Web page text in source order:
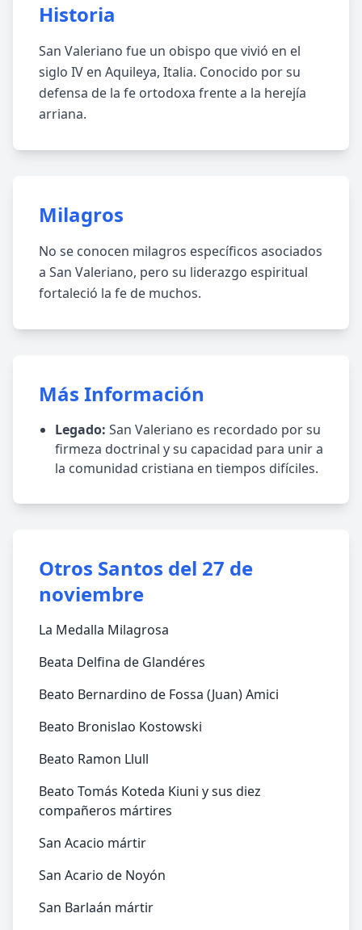
Historia
San Valeriano fue un obispo que vivió en el
siglo IV en Aquileya, Italia. Conocido por su
defensa de la fe ortodoxa frente a la herejía
arriana.
Milagros
No se conocen milagros específicos asociados
a San Valeriano, pero su liderazgo espiritual
fortaleció la fe de muchos.
Más Información
Legado: San Valeriano es recordado por su
firmeza doctrinal y su capacidad para unir a
la comunidad cristiana en tiempos difíciles.
Otros Santos del 27 de
noviembre
La Medalla Milagrosa
Beata Delfina de Glandéres
Beato Bernardino de Fossa (Juan) Amici
Beato Bronislao Kostowski
Beato Ramon Llull
Beato Tomás Koteda Kiuni y sus diez
compañeros mártires
San Acacio mártir
San Acario de Noyón
San Barlaán mártir